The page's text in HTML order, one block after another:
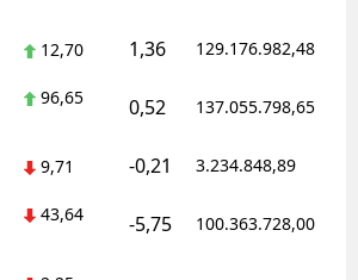
Sinop
12,70 1,36 129.176.982,48
96,65 0,52 137.055.798,65
9,71 -0,21 3.234.848,89
43,64 -5,75 100.363.728,00